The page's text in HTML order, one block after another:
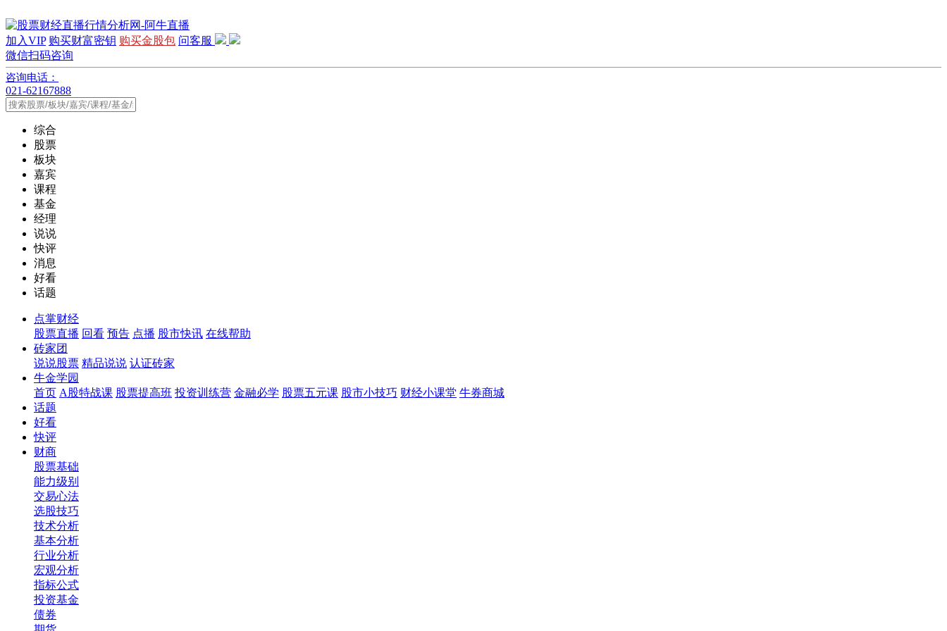
加入VIP 购买财富密钥 购买金股包 问客服
微信扫码咨询
咨询电话：
021-62167888
综合
股票
板块
嘉宾
课程
基金
经理
说说
快评
消息
好看
话题
点掌财经
股票直播 回看 预告 点播 股市快讯 在线帮助
砖家团
说说股票 精品说说 认证砖家
牛金学园
首页 A股特战课 股票提高班 投资训练营 金融必学 股票五元课 股市小技巧 财经小课堂 牛券商城
话题
好看
快评
财商
股票基础
能力级别
交易心法
选股技巧
技术分析
基本分析
行业分析
宏观分析
指标公式
投资基金
债券